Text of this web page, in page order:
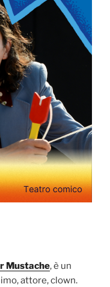
Mustache, è un
attore, clown.